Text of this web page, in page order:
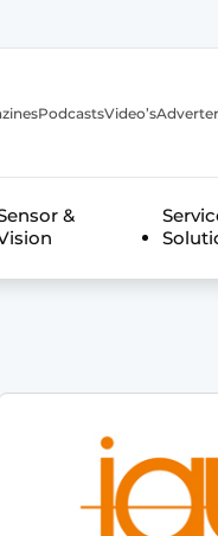
PodcastsVideo’s
&